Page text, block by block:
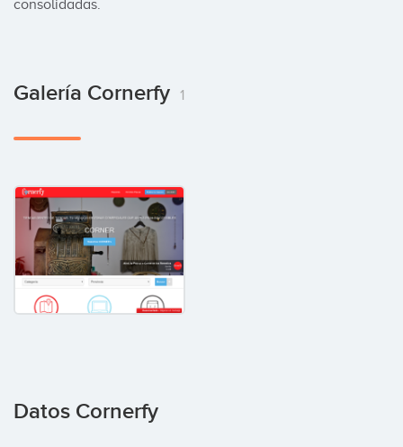
consolidadas.
Galería Cornerfy 1
Datos Cornerfy